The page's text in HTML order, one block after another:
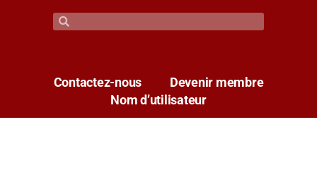
Contactez-nous
Devenir membre
Nom d’utilisateur